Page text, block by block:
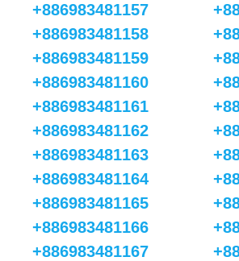
+886983481157
+886983481158
+886983481159
+886983481160
+886983481161
+886983481162
+886983481163
+886983481164
+886983481165
+886983481166
+886983481167